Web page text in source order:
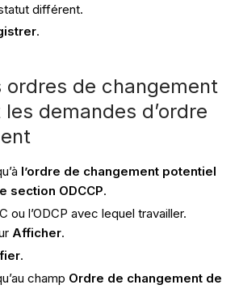
différent.
.
ordres de changement
demandes d’ordre
l’ordre de changement potentiel
section ODCCP.
ou l’ODCP avec lequel travailler.
Afficher.
.
champ Ordre de changement de